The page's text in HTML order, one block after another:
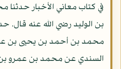
في كتاب معاني الأخبار
بن الوليد رضي الله عنه قال.
محمد بن أحمد بن يحيى بن
السندي عن محمد بن عمرو